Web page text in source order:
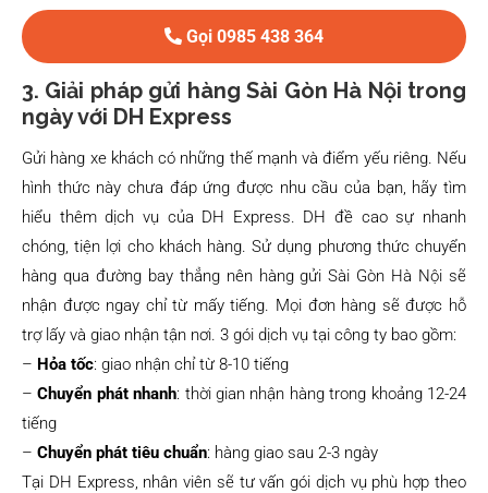
Gọi 0985 438 364
3. Giải pháp gửi hàng Sài Gòn Hà Nội trong
ngày với DH Express
Gửi hàng xe khách có những thế mạnh và điểm yếu riêng. Nếu
hình thức này chưa đáp ứng được nhu cầu của bạn, hãy tìm
hiểu thêm dịch vụ của DH Express. DH đề cao sự nhanh
chóng, tiện lợi cho khách hàng. Sử dụng phương thức chuyển
hàng qua đường bay thẳng nên hàng gửi Sài Gòn Hà Nội sẽ
nhận được ngay chỉ từ mấy tiếng. Mọi đơn hàng sẽ được hỗ
trợ lấy và giao nhận tận nơi. 3 gói dịch vụ tại công ty bao gồm:
– Hỏa tốc: giao nhận chỉ từ 8-10 tiếng
–Chuyển phát nhanh: thời gian nhận hàng trong khoảng 12-24
tiếng
– Chuyển phát tiêu chuẩn: hàng giao sau 2-3 ngày
Tại DH Express, nhân viên sẽ tư vấn gói dịch vụ phù hợp theo